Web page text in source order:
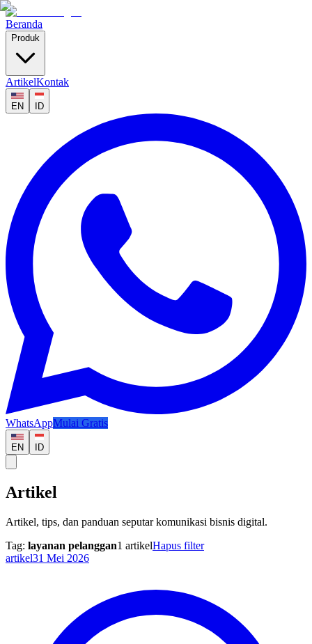
Beranda
Produk
ArtikelKontak
EN ID
WhatsAppMulai Gratis
EN ID
Artikel
Artikel, tips, dan panduan seputar komunikasi bisnis digital.
Tag: layanan pelanggan1 artikelHapus filter
artikel31 Mei 2026